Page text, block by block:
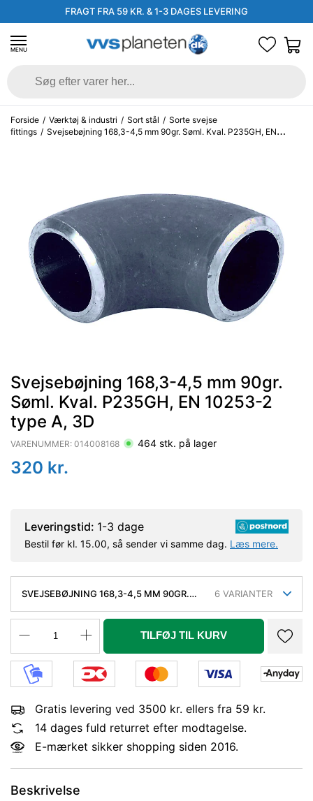
FRAGT FRA 59 KR. & 1-3 DAGES LEVERING
MENU
Forside / Værktøj & industri / Sort stål / Sorte svejse
fittings / Svejsebøjning 168,3-4,5 mm 90gr. Søml. Kval. P235GH, EN
Svejsebøjning 168,3-4,5 mm 90gr.
Søml. Kval. P235GH, EN 10253-2
type A, 3D
VARENUMMER: 014008168 464 stk. på lager
320 kr.
Leveringstid: 1-3 dage
Bestil før kl. 15.00, så sender vi samme dag. Læs mere.
SVEJSEBØJNING 168,3-4,5 MM 90GR.
A, 3D
6 VARIANTER
TILFØJ TIL KURV
Gratis levering ved 3500 kr. ellers fra 59 kr.
14 dages fuld returret efter modtagelse.
E-mærket sikker shopping siden 2016.
Beskrivelse